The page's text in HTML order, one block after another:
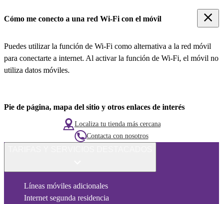
Cómo me conecto a una red Wi-Fi con el móvil
Puedes utilizar la función de Wi-Fi como alternativa a la red móvil
para conectarte a internet. Al activar la función de Wi-Fi, el móvil no
utiliza datos móviles.
Pie de página, mapa del sitio y otros enlaces de interés
Localiza tu tienda más cercana
Contacta con nosotros
Líneas móviles adicionales
Internet segunda residencia